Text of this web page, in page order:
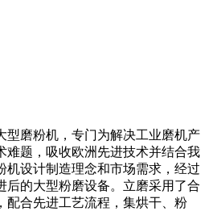
型磨粉机，专门为解决工业磨机产
难题，吸收欧洲先进技术并结合我
机设计制造理念和市场需求，经过
后的大型粉磨设备。立磨采用了合
配合先进工艺流程，集烘干、粉